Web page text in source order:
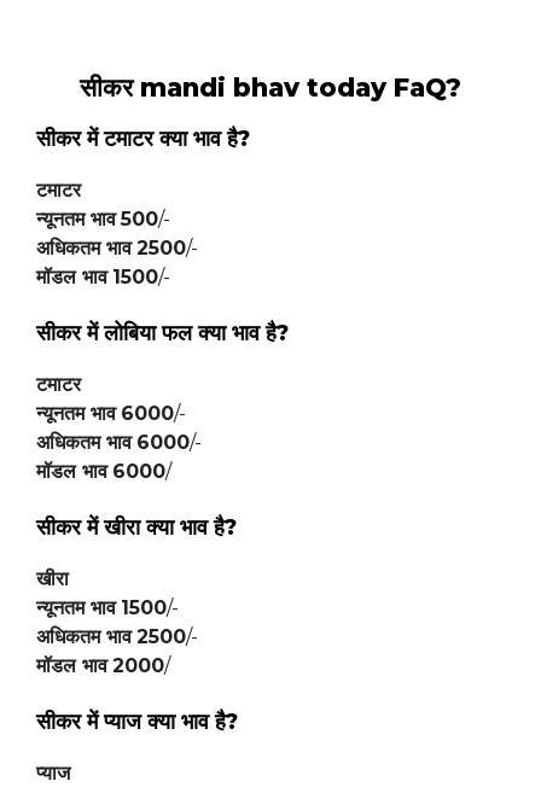
सीकरmandi bhav today FaQ?
सीकर में टमाटर क्या भाव है?
टमाटर
न्यूनतम भाव 500/-
अधिकतम भाव 2500/-
मॉडल भाव 1500/-
सीकर में लोबिया फल क्या भाव है?
टमाटर
न्यूनतम भाव 6000/-
अधिकतम भाव 6000/-
मॉडल भाव 6000/
सीकर में खीरा क्या भाव है?
खीरा
न्यूनतम भाव 1500/-
अधिकतम भाव 2500/-
मॉडल भाव 2000/
सीकर में प्याज क्या भाव है?
प्याज